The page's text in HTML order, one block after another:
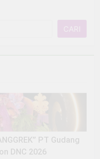
CARI
PT Gudang
DNC 2026